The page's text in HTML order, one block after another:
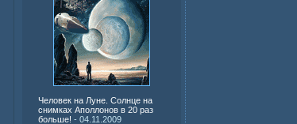
Человек на Луне. Солнце на
снимках Аполлонов в 20 раз
больше! - 04.11.2009